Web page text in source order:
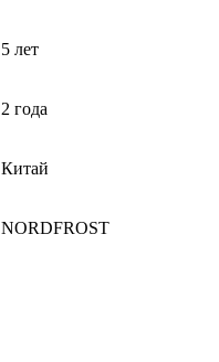
5 лет
2 года
Китай
NORDFROST